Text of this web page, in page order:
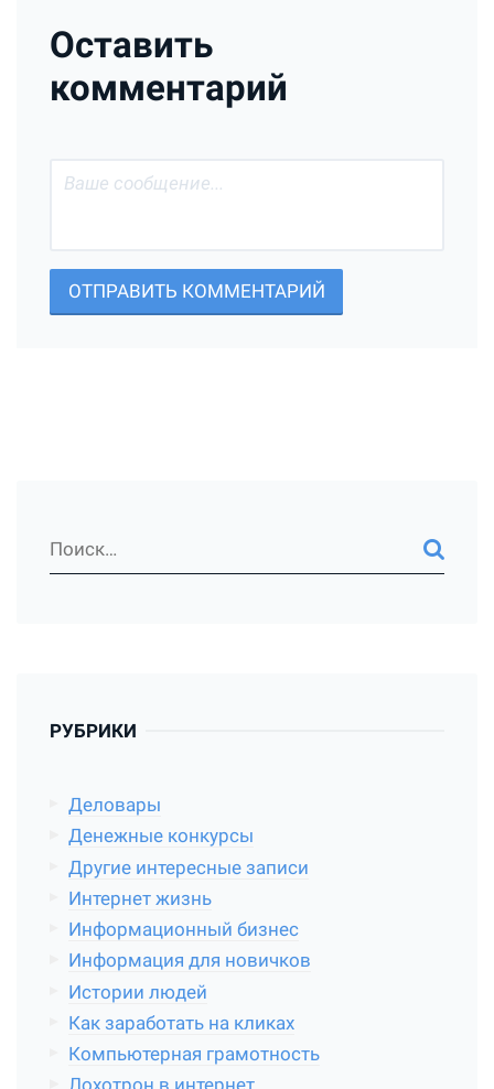
Оставить
комментарий
ОТПРАВИТЬ КОММЕНТАРИЙ
РУБРИКИ
Деловары
Денежные конкурсы
Другие интересные записи
Интернет жизнь
Информационный бизнес
Информация для новичков
Истории людей
Как заработать на кликах
Компьютерная грамотность